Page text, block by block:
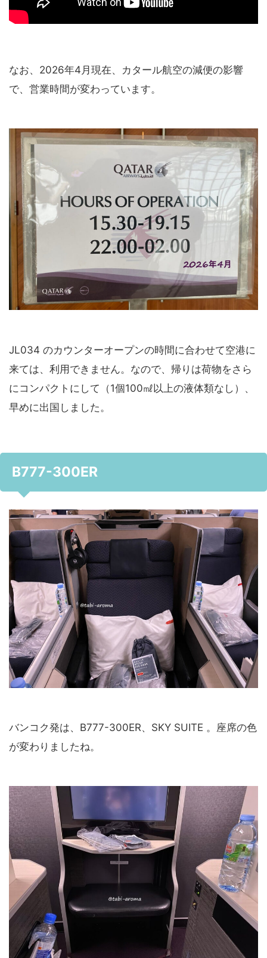
なお、2026年4月現在、カタール航空の減便の影響
で、営業時間が変わっています。
JL034 のカウンターオープンの時間に合わせて空港に
来ては、利用できません。なので、帰りは荷物をさら
にコンパクトにして（1個100㎖以上の液体類なし）、
早めに出国しました。
B777-300ER
バンコク発は、B777-300ER、SKY SUITE 。座席の色
が変わりましたね。